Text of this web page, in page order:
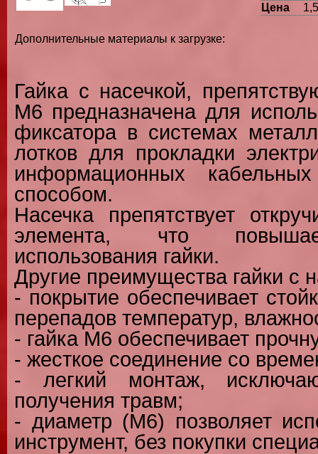
Дополнительные материалы к загрузке:
Цена
Гайка с насечкой,
М6 предназначена для
фиксатора в системах
лотков для прокладки
информационных
способом.
Насечка препятствует
элемента, что
использования гайки.
Другие преимущества гайки с
- покрытие обеспечивает
перепадов температур,
- гайка М6 обеспечивает
- жесткое соединение со
- легкий монтаж,
получения травм;
- диаметр (М6) позволяет
инструмент, без покупки